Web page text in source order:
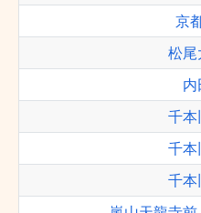
京
松尾
千本
千本
千本